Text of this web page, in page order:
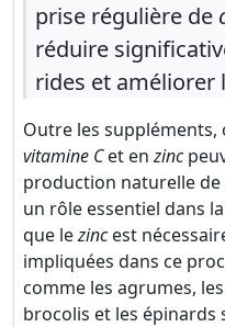
prise régulière de
réduire
rides et améliorer
Outre les
vitamine Cet enzinc
production naturelle de
un rôle essentiel dans
que lezincest
impliquées dans ce
comme les agrumes,
brocolis et les épinards